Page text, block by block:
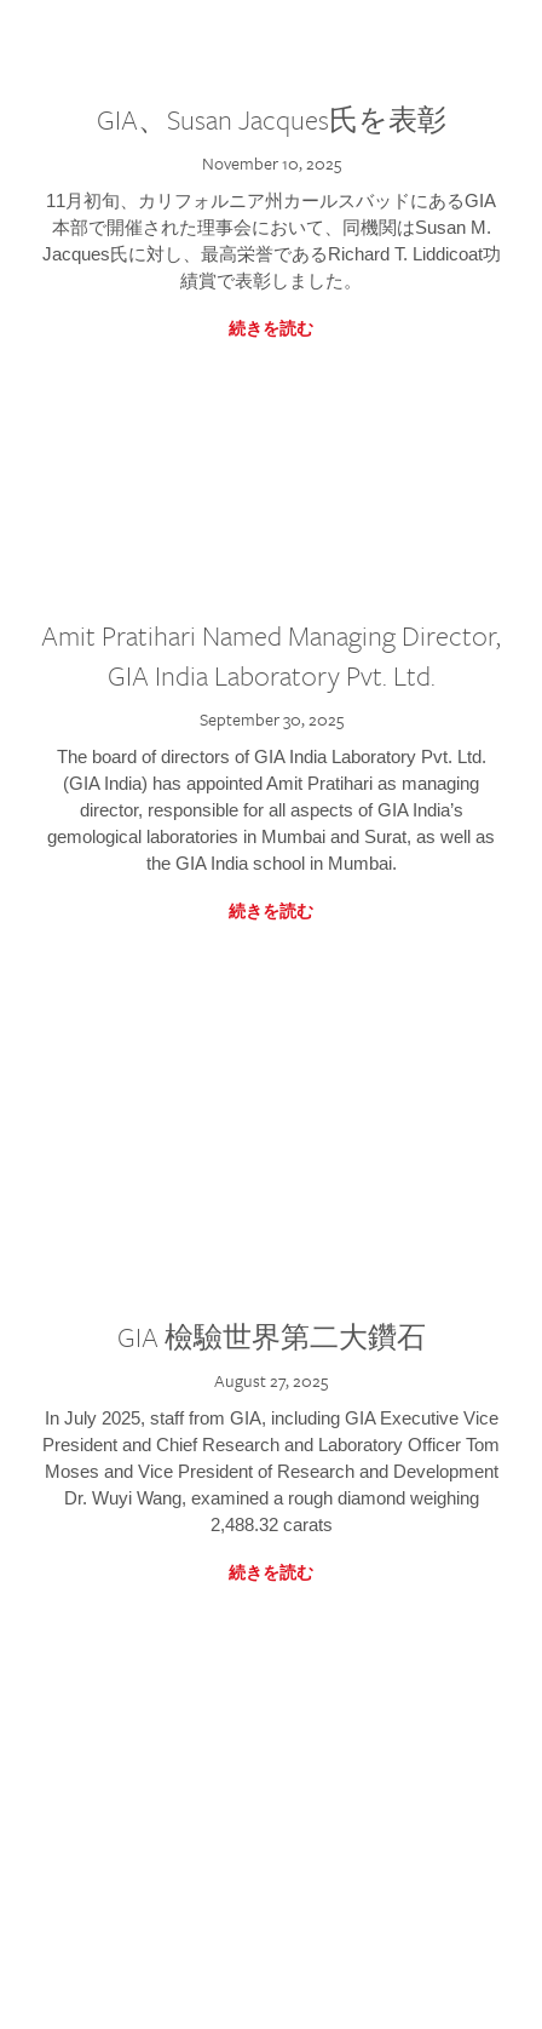
GIA、Susan Jacques氏を表彰
November 10, 2025
11月初旬、カリフォルニア州カールスバッドにあるGIA
本部で開催された理事会において、同機関はSusan M.
Jacques氏に対し、最高栄誉であるRichard T. Liddicoat功
績賞で表彰しました。
続きを読む
Amit Pratihari Named Managing Director,
GIA India Laboratory Pvt. Ltd.
September 30, 2025
The board of directors of GIA India Laboratory Pvt. Ltd.
(GIA India) has appointed Amit Pratihari as managing
director, responsible for all aspects of GIA India’s
gemological laboratories in Mumbai and Surat, as well as
the GIA India school in Mumbai.
続きを読む
GIA 檢驗世界第二大鑽石
August 27, 2025
In July 2025, staff from GIA, including GIA Executive Vice
President and Chief Research and Laboratory Officer Tom
Moses and Vice President of Research and Development
Dr. Wuyi Wang, examined a rough diamond weighing
2,488.32 carats
続きを読む